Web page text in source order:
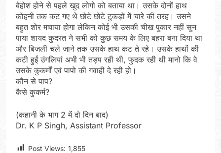
बेहोश होने से पहले खुद लोगो को बताया था। उसके दोनों हाथ
कोहनी तक कट गए थे छोटे छोटे टुकड़ों में चारे की तरह। उसने
बहुत शोर मचाया होगा लेकिन कोई भी उसकी चीख पुकार नहीं सुन
पाया शायद कुदरत ने सभी को कुछ समय के लिए बहरा बना दिया था
और बिजली चले जाने तक उसके हाथ कट ते रहे। उसके हाथों की
कटी हुईं उंगलियां अभी भी तड़प रही थी, फुदक रही थी मानो कि वे
उसके कुकर्मों एवं पापो की गवाही दे रही हो।
कौन से पाप?
कैसे कुकर्म?
(कहानी के भाग 2 में दो दिन बाद)
Dr. K P Singh, Assistant Professor
Post Views: 1,855